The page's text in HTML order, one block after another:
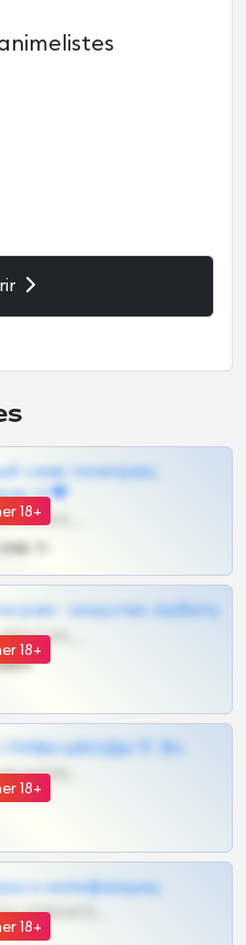
18+
слив телеграм,
тг❤
тг
18+
- искуство любить
18+
ШКОДЫ ТГ 18+
18+
и онлифанщиц